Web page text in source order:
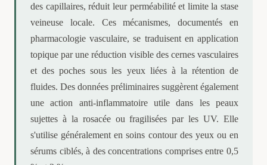
des capillaires, réduit leur perméabilité et limite la stase
veineuse locale. Ces mécanismes, documentés en
pharmacologie vasculaire, se traduisent en application
topique par une réduction visible des cernes vasculaires
et des poches sous les yeux liées à la rétention de
fluides. Des données préliminaires suggèrent également
une action anti-inflammatoire utile dans les peaux
sujettes à la rosacée ou fragilisées par les UV. Elle
s'utilise généralement en soins contour des yeux ou en
sérums ciblés, à des concentrations comprises entre 0,5